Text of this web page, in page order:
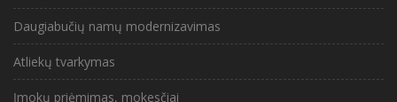
Daugiabučių namų modernizavimas
Atliekų tvarkymas
Įmokų priėmimas, mokesčiai